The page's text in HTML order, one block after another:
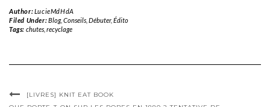
Author:LucieMdHdA
Filed Under:Blog, Conseils, Débuter, Édito
Tags: chutes, recyclage
[LIVRES] KNIT EAT BOOK